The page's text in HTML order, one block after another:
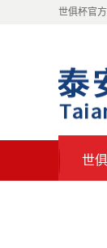
世俱杯官
世